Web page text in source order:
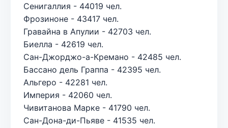
Сенигаллия - 44019 чел.
Фрозиноне - 43417 чел.
Гравайна в Апулии - 42703 чел.
Биелла - 42619 чел.
Сан-Джорджо-а-Кремано - 42485 чел.
Бассано дель Граппа - 42395 чел.
Альгеро - 42281 чел.
Империя - 42060 чел.
Чивитанова Марке - 41790 чел.
Сан-Дона-ди-Пьяве - 41535 чел.